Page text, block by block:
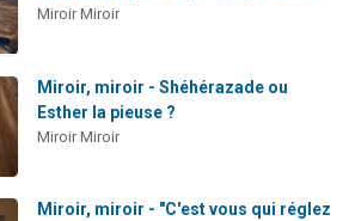
Miroir Miroir
Miroir, miroir - Shéhérazade ou
Esther la pieuse ?
Miroir Miroir
Miroir, miroir - "C'est vous qui réglez